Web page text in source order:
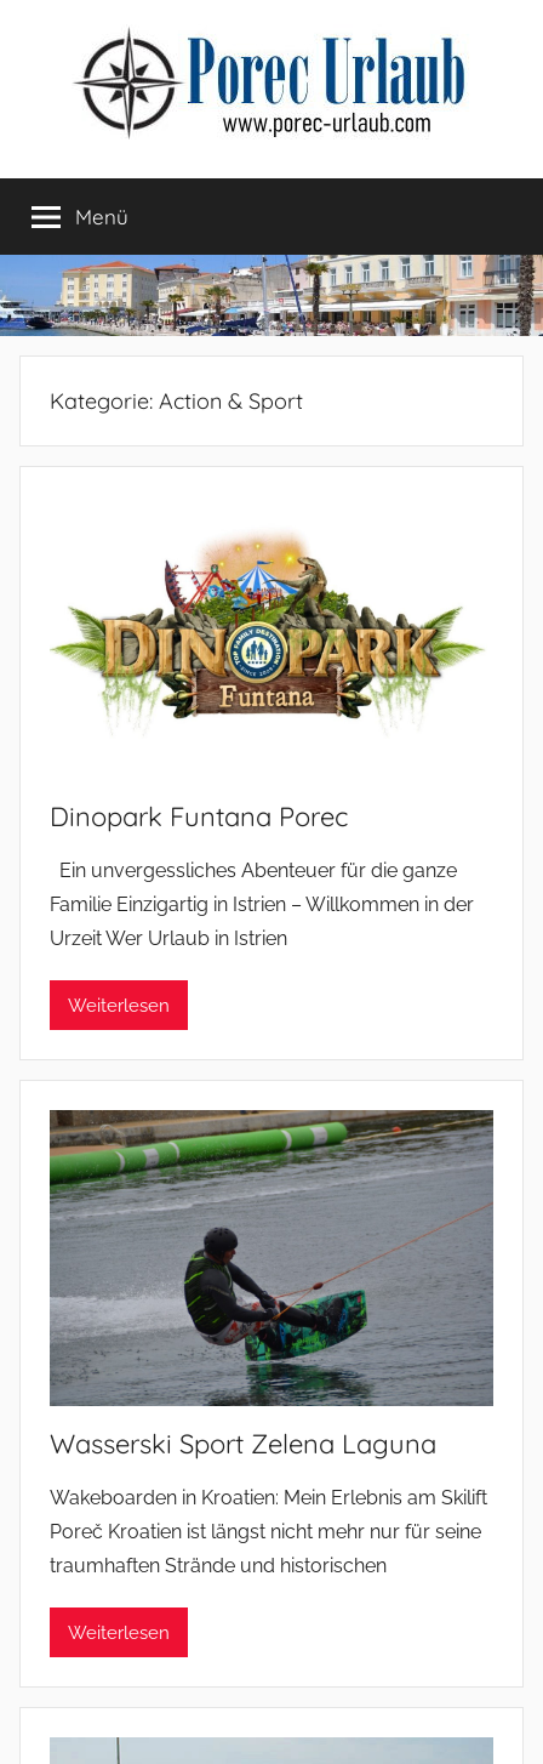
springen
Menü
Kategorie: Action & Sport
Dinopark Funtana Porec
Ein unvergessliches Abenteuer für die ganze
Familie Einzigartig in Istrien – Willkommen in der
Urzeit Wer Urlaub in Istrien
Weiterlesen
Wasserski Sport Zelena Laguna
Wakeboarden in Kroatien: Mein Erlebnis am Skilift
Poreč Kroatien ist längst nicht mehr nur für seine
traumhaften Strände und historischen
Weiterlesen